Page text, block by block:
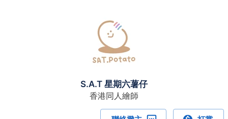
S.A.T 星期六薯仔
香港同人繪師